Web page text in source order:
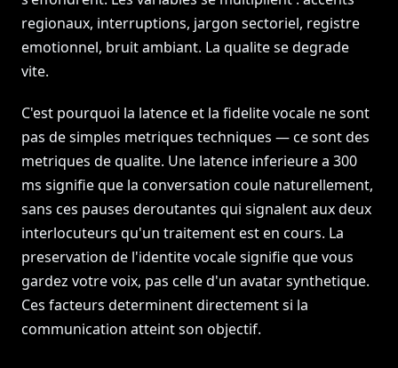
regionaux, interruptions, jargon sectoriel, registre
emotionnel, bruit ambiant. La qualite se degrade
vite.
C'est pourquoi la latence et la fidelite vocale ne sont
pas de simples metriques techniques — ce sont des
metriques de qualite. Une latence inferieure a 300
ms signifie que la conversation coule naturellement,
sans ces pauses deroutantes qui signalent aux deux
interlocuteurs qu'un traitement est en cours. La
preservation de l'identite vocale signifie que vous
gardez votre voix, pas celle d'un avatar synthetique.
Ces facteurs determinent directement si la
communication atteint son objectif.